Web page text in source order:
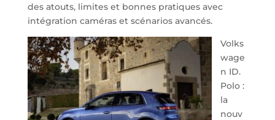
à
l’aéroport
de
Charleroi
des atouts, limites et bonnes pratiques avec
intégration caméras et scénarios avancés.
Volks
wage
n ID.
Polo :
la
nouv